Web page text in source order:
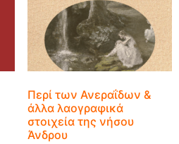
Περί των Ανεραΐδων &
άλλα λαογραφικά
στοιχεία της νήσου
Άνδρου